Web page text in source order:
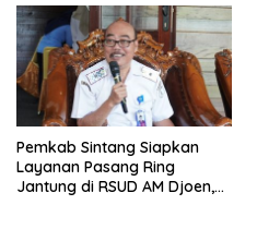
Pemkab Sintang Siapkan
Layanan Pasang Ring
Jantung di RSUD AM Djoen,